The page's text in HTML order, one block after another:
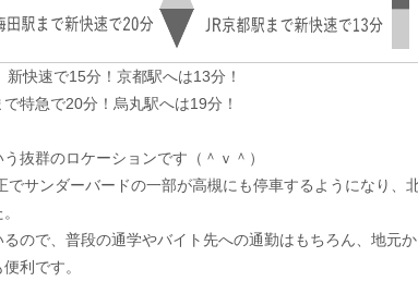
快速で15分！京都駅へは13分！
特急で20分！烏丸駅へは19分！
抜群のロケーションです（＾ｖ＾）
でサンダーバードの一部が高槻にも停車するようになり、
ので、普段の通学やバイト先への通勤はもちろん、地元
利です。